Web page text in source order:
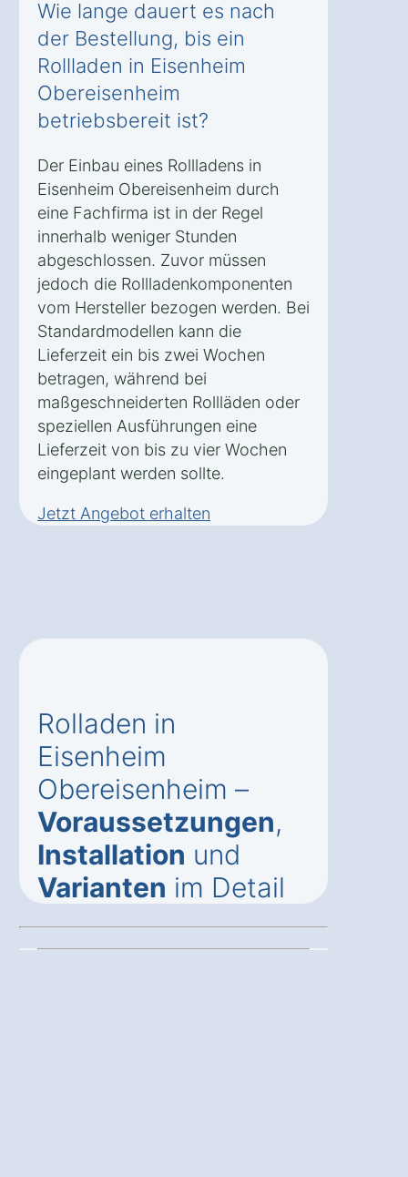
Wie lange dauert es nach
der Bestellung, bis ein
Rollladen in Eisenheim
Obereisenheim
betriebsbereit ist?
Der Einbau eines Rollladens in
Eisenheim Obereisenheim durch
eine Fachfirma ist in der Regel
innerhalb weniger Stunden
abgeschlossen. Zuvor müssen
jedoch die Rollladenkomponenten
vom Hersteller bezogen werden. Bei
Standardmodellen kann die
Lieferzeit ein bis zwei Wochen
betragen, während bei
maßgeschneiderten Rollläden oder
speziellen Ausführungen eine
Lieferzeit von bis zu vier Wochen
eingeplant werden sollte.
Jetzt Angebot erhalten
Rolladen in
Eisenheim
Obereisenheim –
Voraussetzungen,
Installation und
Varianten im Detail